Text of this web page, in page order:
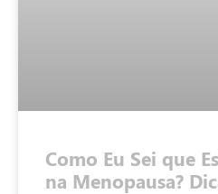
Como Eu Sei que
na Menopausa?